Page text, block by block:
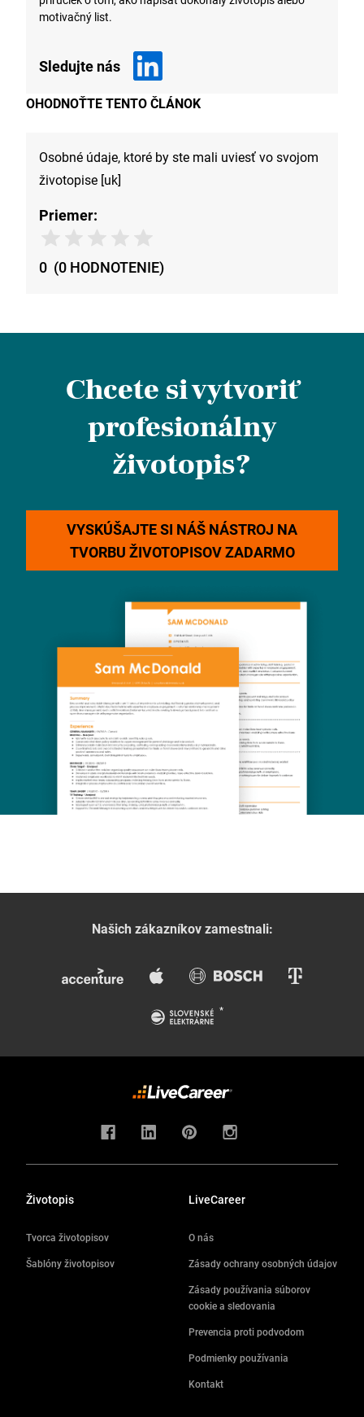
motivačný list.
Sledujte nás
OHODNOŤTE TENTO ČLÁNOK
Osobné údaje, ktoré by ste mali uviesť vo svojom
životopise [uk]
Priemer:
0 (0 HODNOTENIE)
Chcete si vytvoriť
profesionálny
životopis?
VYSKÚŠAJTE SI NÁŠ NÁSTROJ NA
TVORBU ŽIVOTOPISOV ZADARMO
Našich zákazníkov zamestnali:
Životopis
Tvorca životopisov
Šablóny životopisov
LiveCareer
O nás
Zásady ochrany osobných údajov
Zásady používania súborov
cookie a sledovania
Prevencia proti podvodom
Podmienky používania
Kontakt